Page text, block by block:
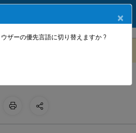
Citrix SD-WAN WANOP 11.3
モードで処理されるア
害
×
ザーの優先言語に切り替えますか ?